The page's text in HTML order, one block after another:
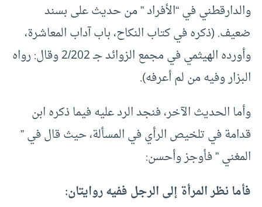
والدارقطني في “الأفراد ” من حديث على بسند
ضعيف. (ذكره في كتاب النكاح، باب آداب المعاشرة،
وأورده الهيثمي في مجمع الزوائد جـ 2/202 وقال: رواه
البزار وفيه من لم أعرفه).
وأما الحديث الآخر، فنجد الرد عليه فيما ذكره ابن
قدامة في تلخيص الرأي في المسألة، حيث قال في ”
المغني ” فأوجز وأحسن:
فأما نظر المرأة إلى الرجل ففيه روايتان: